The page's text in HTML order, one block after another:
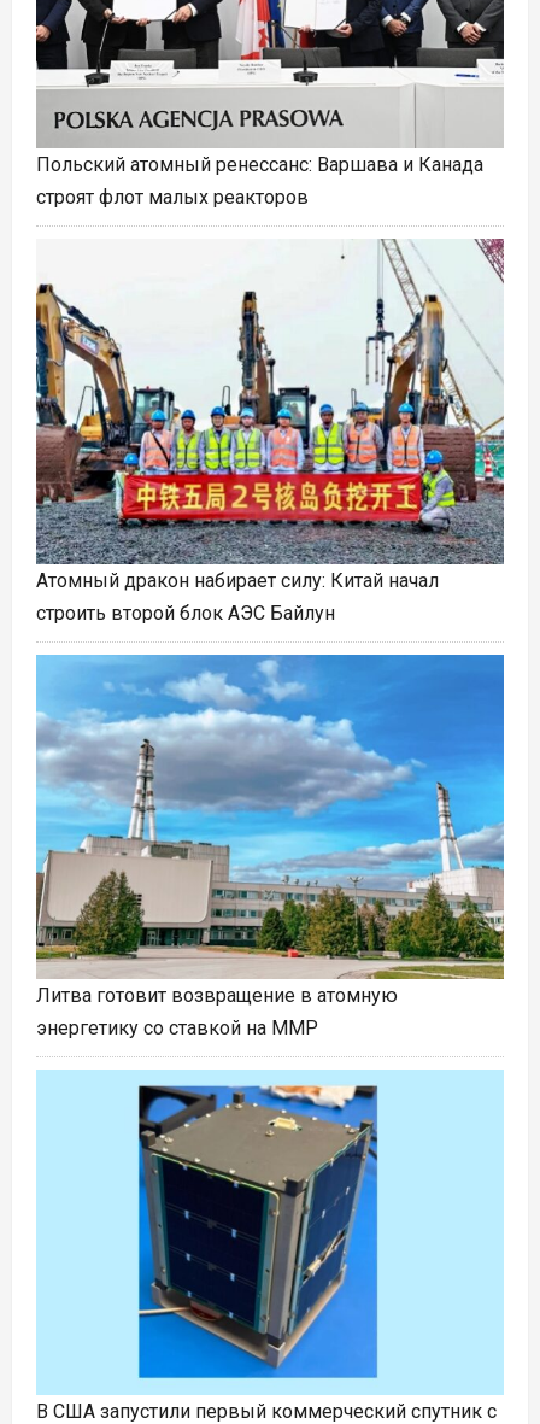
Польский атомный ренессанс: Варшава и Канада
строят флот малых реакторов
Атомный дракон набирает силу: Китай начал
строить второй блок АЭС Байлун
Литва готовит возвращение в атомную
энергетику со ставкой на ММР
В США запустили первый коммерческий спутник с